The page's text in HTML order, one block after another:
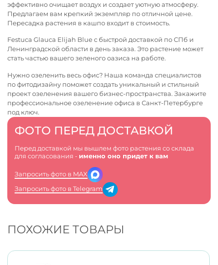
ФОТО ПЕРЕД ДОСТАВКОЙ
Перед доставкой мы вышлем фото растения со склада
для согласования - именно оно придет к вам
Запросить фото в MAX
Запросить фото в Telegram
эффективно очищает воздух и создает уютную атмосферу.
Предлагаем вам крепкий экземпляр по отличной цене.
Пересадка растения в кашпо входит в стоимость.
Festuca Glauca Elijah Blue с быстрой доставкой по СПб и
Ленинградской области в день заказа. Это растение может
стать частью вашего зеленого оазиса на работе.
Нужно озеленить весь офис? Наша команда специалистов
по фитодизайну поможет создать уникальный и стильный
проект озеленения вашего бизнес-пространства. Закажите
профессиональноеозеленение офиса в Санкт-Петербурге
под ключ.
ПОХОЖИЕ ТОВАРЫ